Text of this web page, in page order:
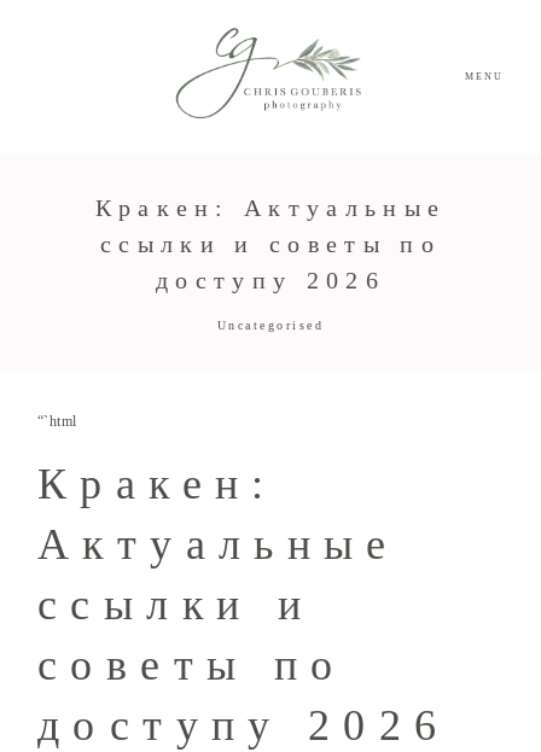
MENU
Кракен: Актуальные
ссылки и советы по
доступу 2026
Uncategorised
“`html
Кракен:
Актуальные
ссылки и
советы по
доступу 2026